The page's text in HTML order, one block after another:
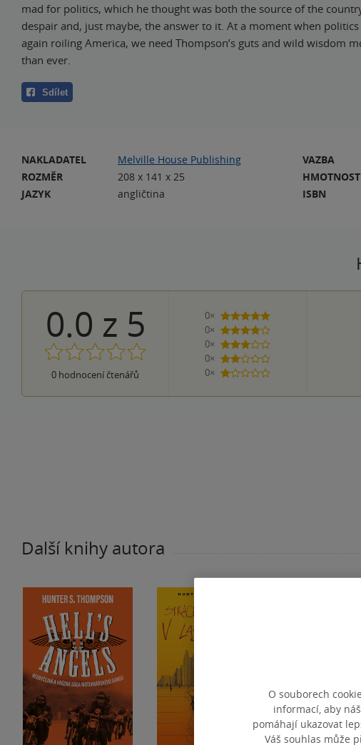
mad for politics, which he thought was both the source of the
despair and, just maybe, the answer to it. At a moment when politics
again roiling America, we need Thompson’s guts and wild wisdom
than ever.
Sdílet
NAKLADATEL
Melville House Publishing
ROZMĚR
208 x 141 x 25
JAZYK
angličtina
VAZBA
HMOTNOST
ISBN
0.0 z 5
0 hodnocení čtenářů
0×
5 hvězdiček
0×
4 hvězdičky
0×
3 hvězdičky
0×
2 hvězdičky
0×
1 hvezdička
Další knihy autora
O souborech
informací, aby
pomáhají ukazovat
Váš souhlas může